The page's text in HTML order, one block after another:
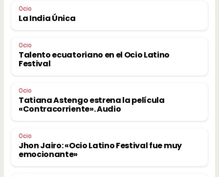
Ocio
La India Única
Ocio
Talento ecuatoriano en el Ocio Latino
Festival
Ocio
Tatiana Astengo estrena la película
«Contracorriente». Audio
Ocio
Jhon Jairo: «Ocio Latino Festival fue muy
emocionante»